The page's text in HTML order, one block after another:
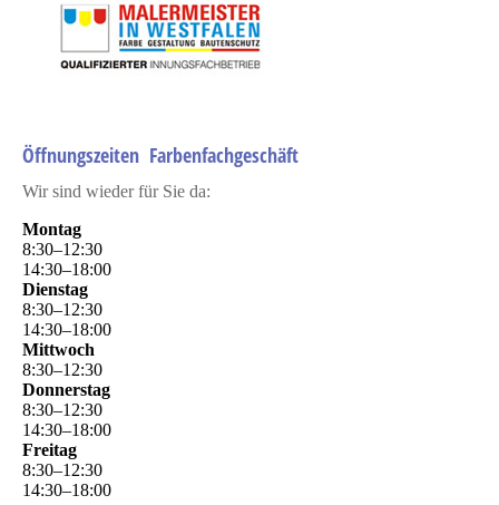
Öffnungszeiten Farbenfachgeschäft
Wir sind wieder für Sie da:
Montag
8:30–12:30
14:30–18:00
Dienstag
8:30–12:30
14:30–18:00
Mittwoch
8:30–12:30
Donnerstag
8:30–12:30
14:30–18:00
Freitag
8:30–12:30
14:30–18:00